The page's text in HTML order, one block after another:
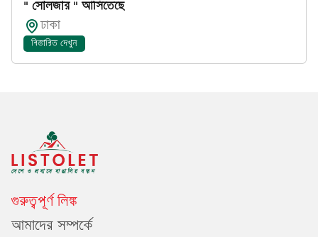
" সোলজার " আসিতেছে
ঢাকা
বিস্তারিত দেখুন
গুরুত্বপূর্ণ লিঙ্ক
আমাদের সম্পর্কে